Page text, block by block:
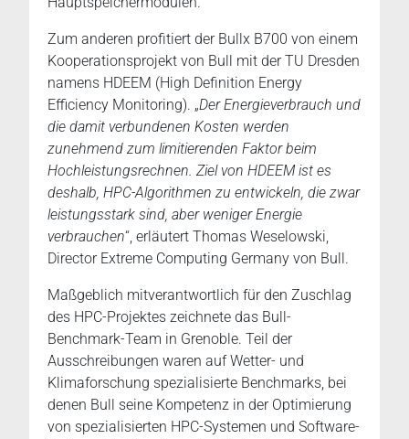
Zum anderen profitiert der Bullx B700 von einem
Kooperationsprojekt von Bull mit der TU Dresden
namens HDEEM (High Definition Energy
Efficiency Monitoring). „Der Energieverbrauch und
die damit verbundenen Kosten werden
zunehmend zum limitierenden Faktor beim
Hochleistungsrechnen. Ziel von HDEEM ist es
deshalb, HPC-Algorithmen zu entwickeln, die zwar
leistungsstark sind, aber weniger Energie
verbrauchen“, erläutert Thomas Weselowski,
Director Extreme Computing Germany von Bull.
Maßgeblich mitverantwortlich für den Zuschlag
des HPC-Projektes zeichnete das Bull-
Benchmark-Team in Grenoble. Teil der
Ausschreibungen waren auf Wetter- und
Klimaforschung spezialisierte Benchmarks, bei
denen Bull seine Kompetenz in der Optimierung
von spezialisierten HPC-Systemen und Software-